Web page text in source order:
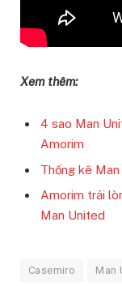
Xem thêm:
4 sao Man
Amorim
Thống kê
Amorim trải
Man United
Casemiro Man